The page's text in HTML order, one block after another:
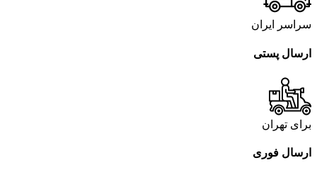
سراسر ایران
ارسال پستی
برای تهران
ارسال فوری